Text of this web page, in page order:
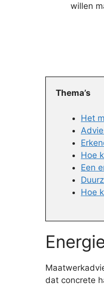
willen
Thema’s
Het
Hoe
Een
Hoe
dat concrete